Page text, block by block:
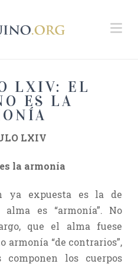
LXIV: EL
ES LA
LXIV
la armonía
ya expuesta es la de
es “armonía”. No
que el alma fuese
armonía “de contrarios”,
los cuerpos